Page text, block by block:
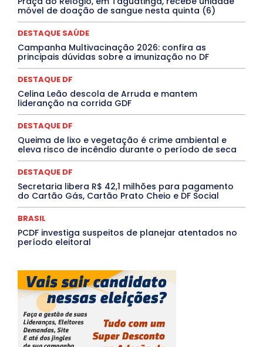
Marburg
Mato Grosso
Mato Grosso do Sul
MEIO AMBIENTE
Minas Gerais MOBILIDADE
MPOX
MÚSICA
O Plantonista
PROCESSO SELETIVO
PUBLIEDITORIAL
QUALIFICAÇÃO PROFISSIONAL
RESIDÊNCIA
Santa Catarina
Saúde Agora
SEGURANÇA
Soltando o Verbo
TÁ FROID?
TEATRO
Tocantins
Utilidade Pública ZikaVirus
Mais
móvel de doação de sangue nesta quinta (6)
DESTAQUE SAÚDE
Campanha Multivacinação 2026: confira as
principais dúvidas sobre a imunização no DF
DESTAQUE DF
Celina Leão descola de Arruda e mantem
lideranção na corrida GDF
DESTAQUE DF
Queima de lixo e vegetação é crime ambiental e
eleva risco de incêndio durante o período de seca
DESTAQUE DF
Secretaria libera R$ 42,1 milhões para pagamento
do Cartão Gás, Cartão Prato Cheio e DF Social
BRASIL
PCDF investiga suspeitos de planejar atentados no
período eleitoral